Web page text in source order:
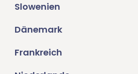
Slowenien
Dänemark
Frankreich